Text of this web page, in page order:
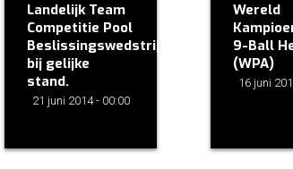
Landelijk Team
Competitie Pool
Beslissingswedstrijden
bij gelijke
stand.
21 juni 2014 - 00:00
Wereld
9-Ball
(WPA)
16 juni